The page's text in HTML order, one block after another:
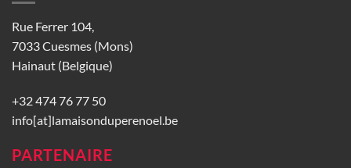
Rue Ferrer 104,
7033 Cuesmes (Mons)
Hainaut (Belgique)
+32 474 76 77 50
info[at]lamaisonduperenoel.be
PARTENAIRE